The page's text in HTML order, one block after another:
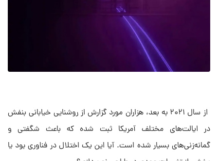
از سال ۲۰۲۱ به بعد، هزاران مورد گزارش از روشنایی خیابانی بنفش
در ایالت‌های مختلف آمریکا ثبت شده که باعث شگفتی و
گمانه‌زنی‌های بسیار شده است. آیا این یک اختلال در فناوری بود یا